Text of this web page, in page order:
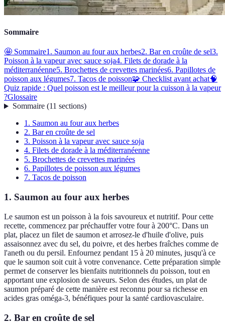
Sommaire
🤩 Sommaire1. Saumon au four aux herbes2. Bar en croûte de sel3.
Poisson à la vapeur avec sauce soja4. Filets de dorade à la
méditerranéenne5. Brochettes de crevettes marinées6. Papillotes de
poisson aux légumes7. Tacos de poisson🧩 Checklist avant achat🧠
Quiz rapide : Quel poisson est le meilleur pour la cuisson à la vapeur
?Glossaire
Sommaire(11 sections)
1. Saumon au four aux herbes
2. Bar en croûte de sel
3. Poisson à la vapeur avec sauce soja
4. Filets de dorade à la méditerranéenne
5. Brochettes de crevettes marinées
6. Papillotes de poisson aux légumes
7. Tacos de poisson
1. Saumon au four aux herbes
Le saumon est un poisson à la fois savoureux et nutritif. Pour cette
recette, commencez par préchauffer votre four à 200°C. Dans un
plat, placez un filet de saumon et arrosez-le d'huile d'olive, puis
assaisonnez avec du sel, du poivre, et des herbes fraîches comme de
l'aneth ou du persil. Enfournez pendant 15 à 20 minutes, jusqu'à ce
que le saumon soit cuit à votre convenance. Cette préparation simple
permet de conserver les bienfaits nutritionnels du poisson, tout en
apportant une explosion de saveurs. Selon des études, un plat de
saumon préparé de cette manière est reconnu pour sa richesse en
acides gras oméga-3, bénéfiques pour la santé cardiovasculaire.
2. Bar en croûte de sel